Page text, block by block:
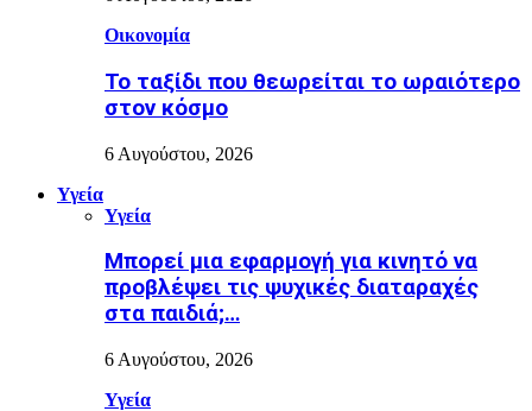
Οικονομία
Το ταξίδι που θεωρείται το ωραιότερο
στον κόσμο
6 Αυγούστου, 2026
Υγεία
Υγεία
Μπορεί μια εφαρμογή για κινητό να
προβλέψει τις ψυχικές διαταραχές
στα παιδιά;…
6 Αυγούστου, 2026
Υγεία